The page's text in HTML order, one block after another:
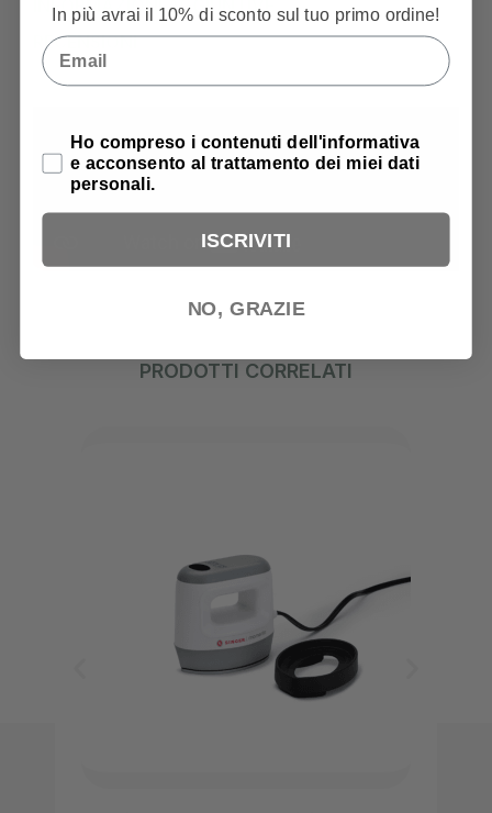
INFORMAZIONI AGGIUNTIVE
RECENSIONI
PRODOTTI CORRELATI
In più avrai il 10% di sconto sul tuo primo ordine!
Email
Privacy Policy
Ho compreso i contenuti dell'informativa
e acconsento al trattamento dei miei dati
personali.
ISCRIVITI
NO, GRAZIE